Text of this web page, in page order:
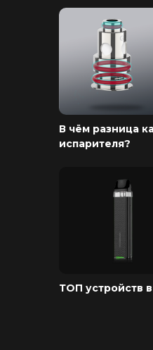
ТОП устройств
В чём разница
испарителя?
Оптовые продажи
Дисконтная
Адреса магазинов
Блог
Гарантия
Принимаем к
Контакты